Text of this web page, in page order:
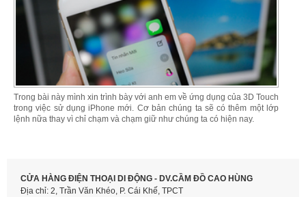
Trong bài này mình xin trình bày với anh em về ứng dụng của 3D Touch
trong việc sử dụng iPhone mới. Cơ bản chúng ta sẽ có thêm một lớp
lệnh nữa thay vì chỉ chạm và chạm giữ như chúng ta có hiện nay.
CỬA HÀNG ĐIỆN THOẠI DI ĐỘNG - DV.CẦM ĐỒ CAO HÙNG
Địa chỉ: 2, Trần Văn Khéo, P. Cái Khế, TPCT